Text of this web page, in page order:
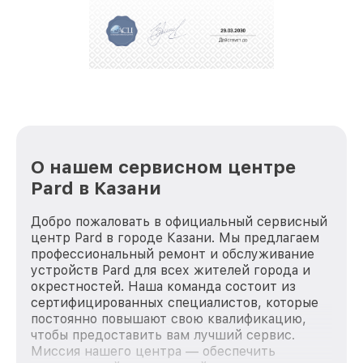
репутацию. Мы постоянно совершенствуемся и
стараемся каждый день делать наш сервис еще
О нашем сервисном центре
Pard в Казани
Добро пожаловать в официальный сервисный
центр Pard в городе Казани. Мы предлагаем
профессиональный ремонт и обслуживание
устройств Pard для всех жителей города и
окрестностей. Наша команда состоит из
сертифицированных специалистов, которые
постоянно повышают свою квалификацию,
чтобы предоставить вам лучший сервис.
Миссия нашего центра — обеспечить